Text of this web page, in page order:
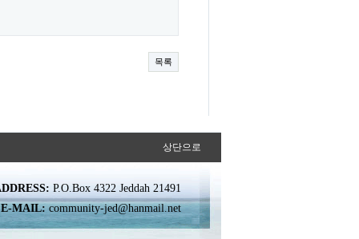
목록
상단으로
P.O.Box 4322 Jeddah 21491
E-MAIL: community-jed@hanmail.net